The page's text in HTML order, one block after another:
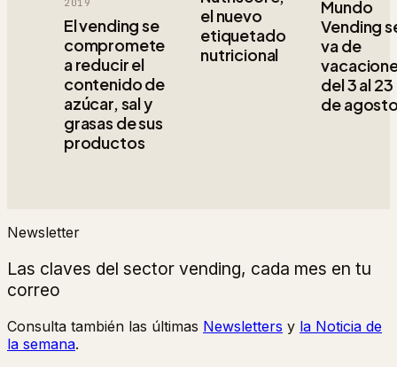
2019
El vending se
compromete
a reducir el
contenido de
azúcar, sal y
grasas de sus
productos
el nuevo
etiquetado
nutricional
Mundo
Vending
va de
del 3 al 23
de
Newsletter
Las claves del sector vending, cada mes en tu
correo
Consulta también las últimas Newsletters y la Noticia de
la semana.